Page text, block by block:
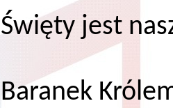
Święty jest
Baranek